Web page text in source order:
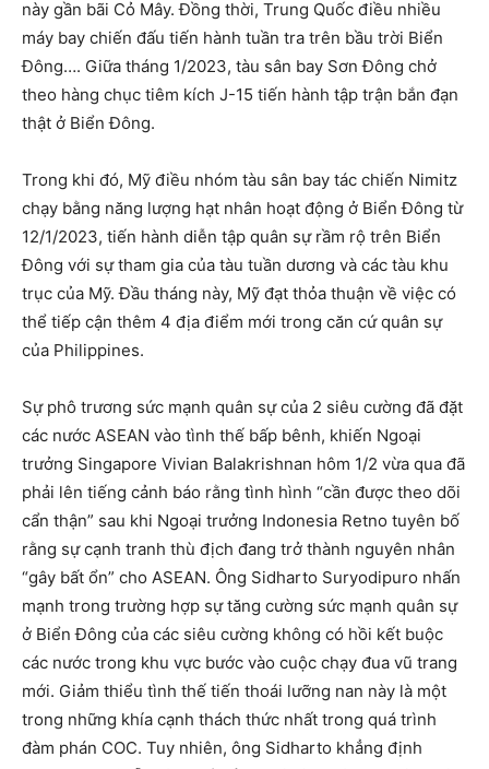
này gần bãi Cỏ Mây. Đồng thời, Trung Quốc điều nhiều
máy bay chiến đấu tiến hành tuần tra trên bầu trời Biển
Đông…. Giữa tháng 1/2023, tàu sân bay Sơn Đông chở
theo hàng chục tiêm kích J-15 tiến hành tập trận bắn đạn
thật ở Biển Đông.
Trong khi đó, Mỹ điều nhóm tàu sân bay tác chiến Nimitz
chạy bằng năng lượng hạt nhân hoạt động ở Biển Đông từ
12/1/2023, tiến hành diễn tập quân sự rầm rộ trên Biển
Đông với sự tham gia của tàu tuần dương và các tàu khu
trục của Mỹ. Đầu tháng này, Mỹ đạt thỏa thuận về việc có
thể tiếp cận thêm 4 địa điểm mới trong căn cứ quân sự
của Philippines.
Sự phô trương sức mạnh quân sự của 2 siêu cường đã đặt
các nước ASEAN vào tình thế bấp bênh, khiến Ngoại
trưởng Singapore Vivian Balakrishnan hôm 1/2 vừa qua đã
phải lên tiếng cảnh báo rằng tình hình “cần được theo dõi
cẩn thận” sau khi Ngoại trưởng Indonesia Retno tuyên bố
rằng sự cạnh tranh thù địch đang trở thành nguyên nhân
“gây bất ổn” cho ASEAN. Ông Sidharto Suryodipuro nhấn
mạnh trong trường hợp sự tăng cường sức mạnh quân sự
ở Biển Đông của các siêu cường không có hồi kết buộc
các nước trong khu vực bước vào cuộc chạy đua vũ trang
mới. Giảm thiểu tình thế tiến thoái lưỡng nan này là một
trong những khía cạnh thách thức nhất trong quá trình
đàm phán COC. Tuy nhiên, ông Sidharto khẳng định